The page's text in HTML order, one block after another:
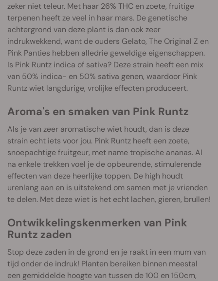
zeker niet teleur. Met haar 26% THC en zoete, fruitige
terpenen heeft ze veel in haar mars. De genetische
achtergrond van deze plant is dan ook zeer
indrukwekkend, want de ouders Gelato, The Original Z en
Pink Panties hebben alledrie geweldige eigenschappen.
Is Pink Runtz indica of sativa? Deze strain heeft een mix
van 50% indica- en 50% sativa genen, waardoor Pink
Runtz wiet langdurige, vrolijke effecten produceert.
Aroma's en smaken van Pink Runtz
Als je van zeer aromatische wiet houdt, dan is deze
strain echt iets voor jou. Pink Runtz heeft een zoete,
snoepachtige fruitgeur, met name tropische ananas. Al
na enkele trekken voel je de opbeurende, stimulerende
effecten van deze heerlijke toppen. De high houdt
urenlang aan en is uitstekend om samen met je vrienden
te delen. Met deze wiet is het echt lachen, gieren, brullen!
Ontwikkelingskenmerken van Pink
Runtz zaden
Stop deze zaden in de grond en je raakt in een mum van
tijd onder de indruk! Planten bereiken binnen meestal
een gemiddelde hoogte van tussen de 100 en 150cm,